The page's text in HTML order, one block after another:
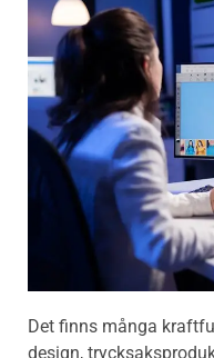
Det finns många
design,